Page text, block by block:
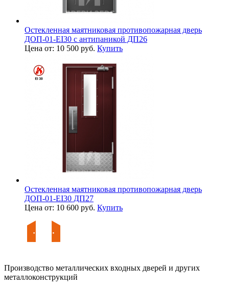
Остекленная маятниковая противопожарная дверь
ДОП-01-EI30 с антипаникой ДП26
Цена от: 10 500 руб. Купить
Остекленная маятниковая противопожарная дверь
ДОП-01-EI30 ДП27
Цена от: 10 600 руб. Купить
Производство металлических входных дверей и других
металлоконструкций